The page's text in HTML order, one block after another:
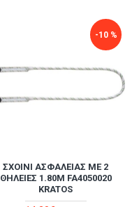
-10 %
ΣΧΟΙΝΊ ΑΣΦΑΛΕΊΑΣ ΜΕ 2
ΘΗΛΕΙΈΣ 1.80M FA4050020
KRATOS